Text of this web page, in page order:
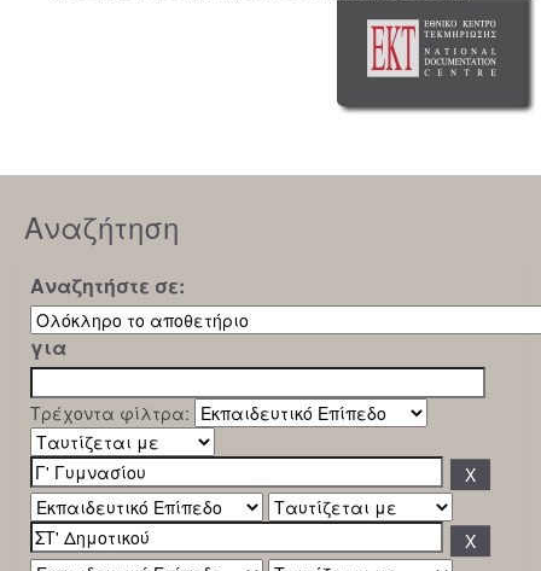
Αναζήτηση
Αναζητήστε σε:
για
Τρέχοντα φίλτρα: